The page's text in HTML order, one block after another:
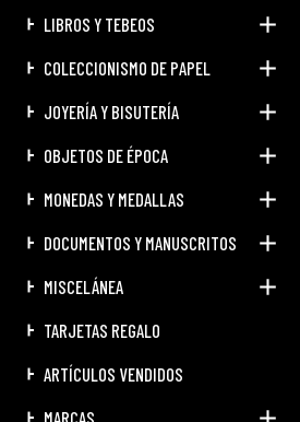
LIBROS Y TEBEOS
COLECCIONISMO DE PAPEL
JOYERÍA Y BISUTERÍA
OBJETOS DE ÉPOCA
MONEDAS Y MEDALLAS
DOCUMENTOS Y MANUSCRITOS
MISCELÁNEA
TARJETAS REGALO
ARTÍCULOS VENDIDOS